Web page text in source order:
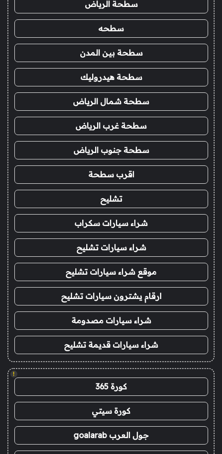
سطحة الرياض
سطحه
سطحة بين المدن
سطحة هيدروليك
سطحة شمال الرياض
سطحة غرب الرياض
سطحة جنوب الرياض
اقرب سطحة
تشليح
شراء سيارات سكراب
شراء سيارات تشليح
موقع شراء سيارات تشليح
ارقام يشترون سيارات تشليح
شراء سيارات مصدومة
شراء سيارات قديمة تشليح
!
كورة 365
كورة سيتي
جول العرب goalarab